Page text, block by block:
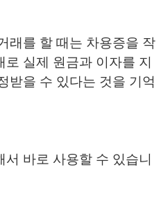
래를 할 때는 차용증을 작
실제 원금과 이자를 지
받을 수 있다는 것을 기억
바로 사용할 수 있습니